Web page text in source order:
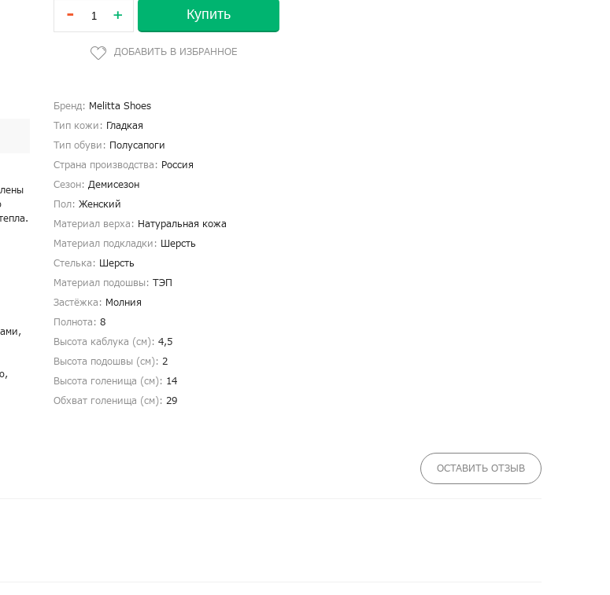
- + Купить
Бренд: Melitta Shoes
Тип кожи: Гладкая
Тип обуви: Полусапоги
Страна производства: Россия
Сезон: Демисезон
Пол: Женский
Материал верха: Натуральная кожа
Материал подкладки: Шерсть
Стелька: Шерсть
Материал подошвы: ТЭП
Застёжка: Молния
Полнота: 8
Высота каблука (см): 4,5
Высота подошвы (см): 2
Высота голенища (cм): 14
Обхват голенища (cм): 29
ОСТАВИТЬ ОТЗЫВ